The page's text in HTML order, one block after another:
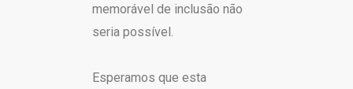
memorável de inclusão não
seria possível.
Esperamos que esta